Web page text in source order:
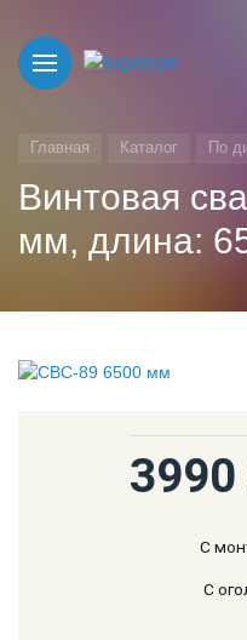
Главная Каталог По
Винтовая
мм, длина:
С
С